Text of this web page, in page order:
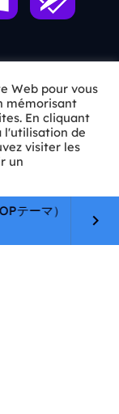
ーマ）
keyboard_arrow_right
Web pour vous
mémorisant
En cliquant
l'utilisation de
visiter les
un